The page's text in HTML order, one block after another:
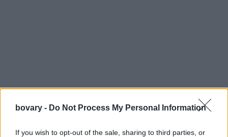
bovary - Do Not Process My Personal Information
If you wish to opt-out of the sale, sharing to third parties, or